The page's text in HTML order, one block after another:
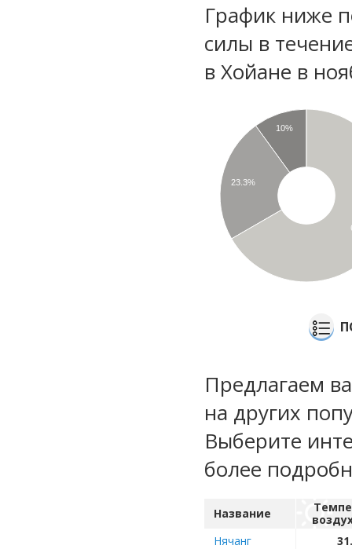
График ниже
силы в
в Хойане в
10%
23.3%
Предлагаем
на других
Выберите
более
Название
Нячанг